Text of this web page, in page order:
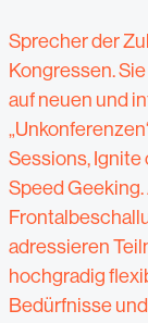
Sprecher der
Kongressen.
auf neuen und
Sessions, Ignite
Speed
adressieren
hochgradig
Bedürfnisse